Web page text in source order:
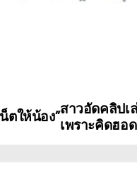
สาวอัดคลิปเ
เพราะคิดฮอ
ตให้น้อง”